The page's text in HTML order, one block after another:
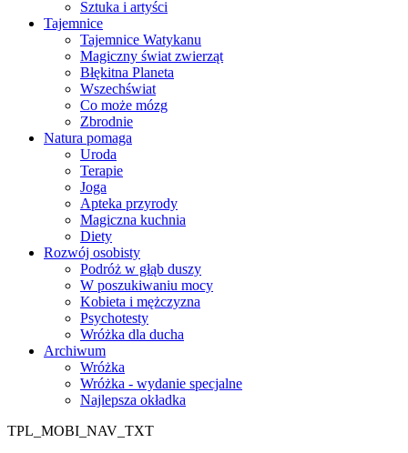
Sztuka i artyści
Tajemnice
Tajemnice Watykanu
Magiczny świat zwierząt
Błękitna Planeta
Wszechświat
Co może mózg
Zbrodnie
Natura pomaga
Uroda
Terapie
Joga
Apteka przyrody
Magiczna kuchnia
Diety
Rozwój osobisty
Podróż w głąb duszy
W poszukiwaniu mocy
Kobieta i mężczyzna
Psychotesty
Wróżka dla ducha
Archiwum
Wróżka
Wróżka - wydanie specjalne
Najlepsza okładka
TPL_MOBI_NAV_TXT